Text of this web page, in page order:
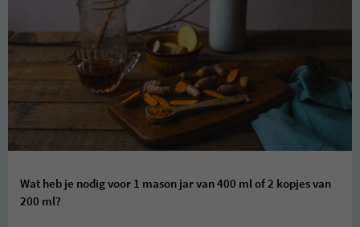
Wat heb je nodig voor 1 mason jar van 400 ml of 2 kopjes van
200 ml?